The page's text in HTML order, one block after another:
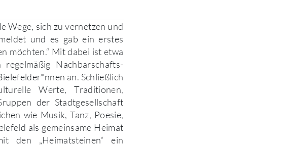
Wege, sich zu vernetzen und
und es gab ein erstes
möchten.“ Mit dabei ist etwa
Nachbarschafts-
an. Schließlich
Werte, Traditionen,
der Stadtgesellschaft
wie Musik, Tanz, Poesie,
als gemeinsame Heimat
den „Heimatsteinen“ ein